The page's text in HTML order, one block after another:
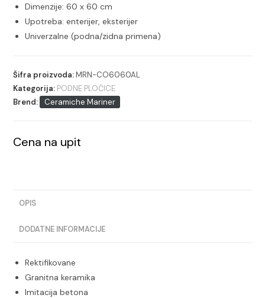
Dimenzije: 60 x 60 cm
Upotreba: enterijer, eksterijer
Univerzalne (podna/zidna primena)
Šifra proizvoda:MRN-CO6060AL
Kategorija: PODNE PLOČICE
Brend:
Ceramiche Mariner
Cena na upit
OPIS
DODATNE INFORMACIJE
Rektifikovane
Granitna keramika
Imitacija betona